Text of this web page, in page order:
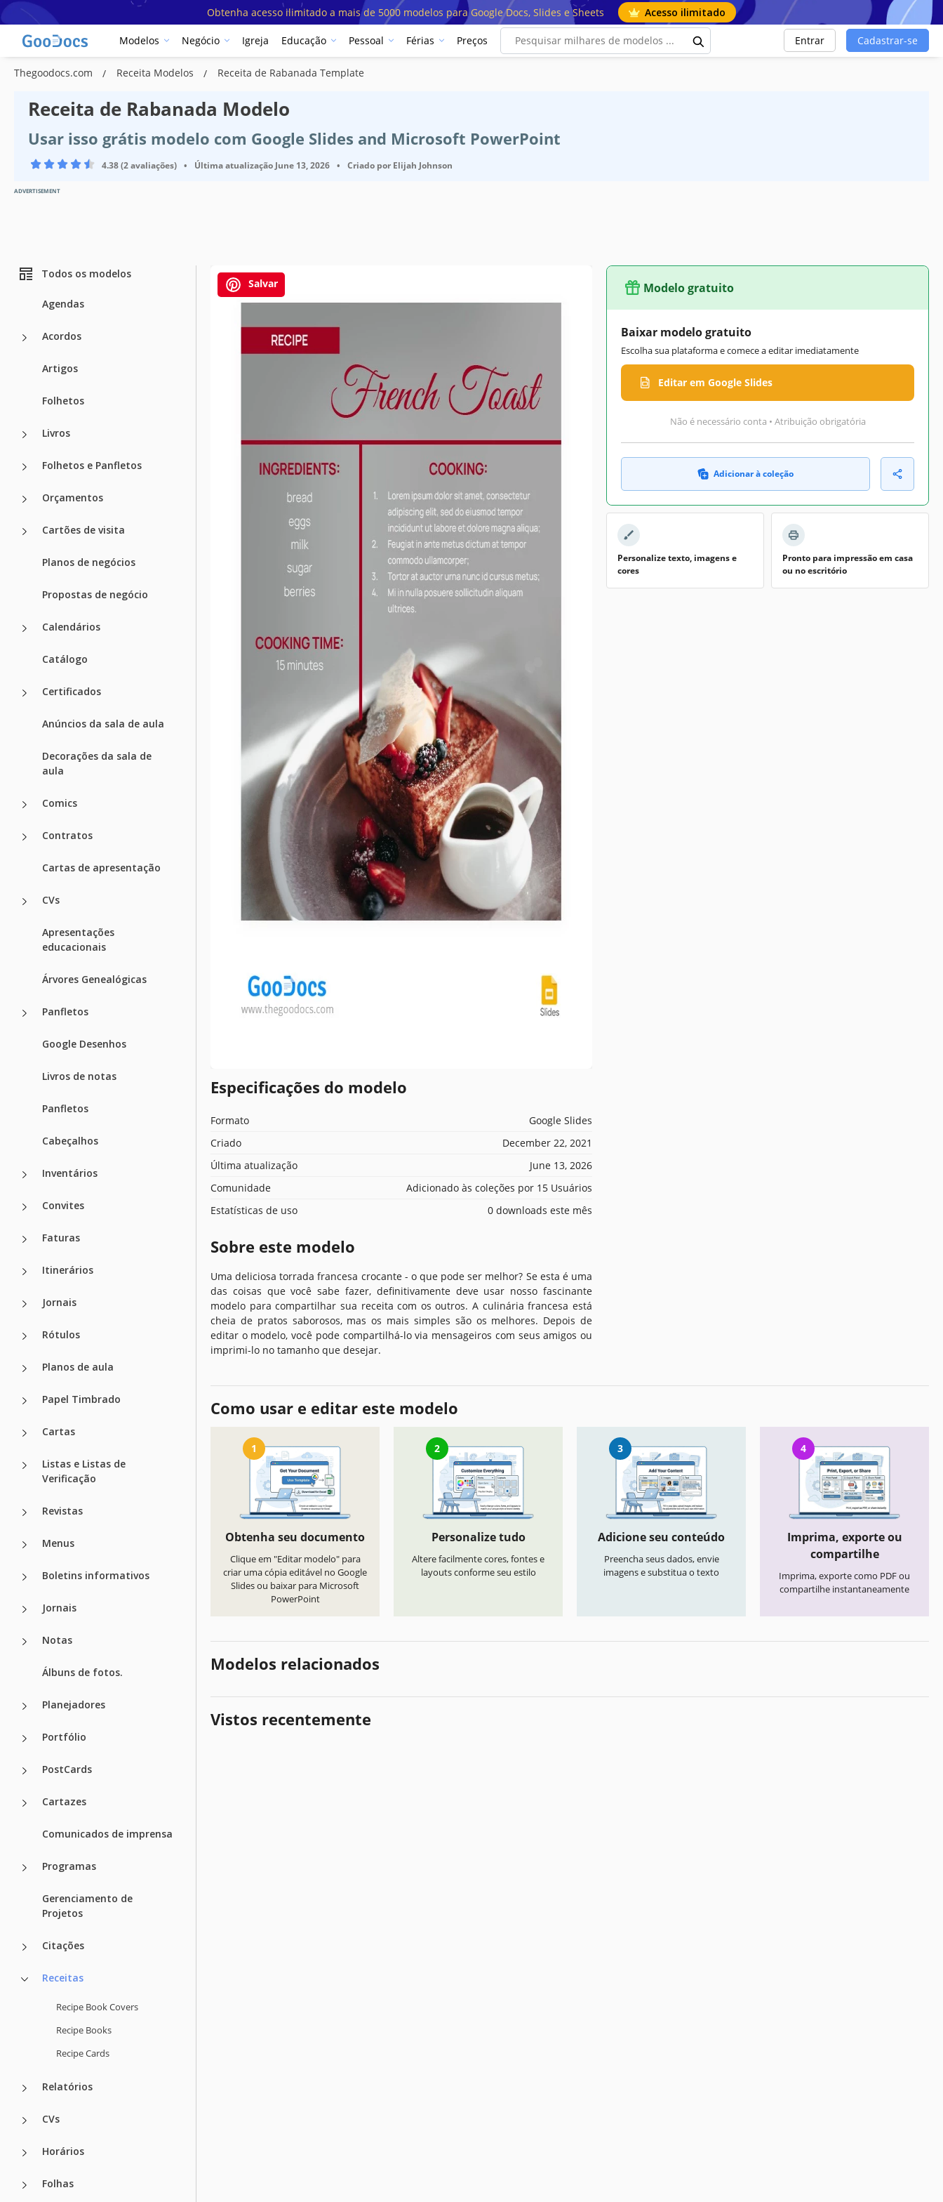
Obtenha acesso ilimitado a mais de 5000 modelos para Google Docs, Slides e Sheets Acesso ilimitado
Modelos Negócio Igreja Educação Pessoal Férias Preços Entrar Cadastrar-se
Thegoodocs.com Receita Modelos Receita de Rabanada Template
Receita de Rabanada Modelo
Usar isso grátis modelo com Google Slides and Microsoft PowerPoint
4.38 (2 avaliações) • Última atualização June 13, 2026 • Criado por Elijah Johnson
ADVERTISEMENT
Todos os modelos
Agendas
Acordos
Artigos
Folhetos
Livros
Folhetos e Panfletos
Orçamentos
Cartões de visita
Planos de negócios
Propostas de negócio
Calendários
Catálogo
Certificados
Anúncios da sala de aula
Decorações da sala de
aula
Comics
Contratos
Cartas de apresentação
CVs
Apresentações
educacionais
Árvores Genealógicas
Panfletos
Google Desenhos
Livros de notas
Panfletos
Cabeçalhos
Inventários
Convites
Faturas
Itinerários
Jornais
Rótulos
Planos de aula
Papel Timbrado
Cartas
Listas e Listas de
Verificação
Revistas
Menus
Boletins informativos
Jornais
Notas
Álbuns de fotos.
Planejadores
Portfólio
PostCards
Cartazes
Comunicados de imprensa
Programas
Gerenciamento de
Projetos
Citações
Receitas
Recipe Book Covers
Recipe Books
Recipe Cards
Relatórios
CVs
Horários
Folhas
Salvar
Especificações do modelo
Formato
Google Slides
Criado
December 22, 2021
Última atualização
June 13, 2026
Comunidade
Adicionado às coleções por 15 Usuários
Estatísticas de uso
0 downloads este mês
Sobre este modelo
Uma deliciosa torrada francesa crocante - o que pode ser melhor? Se esta é uma
das coisas que você sabe fazer, definitivamente deve usar nosso fascinante
modelo para compartilhar sua receita com os outros. A culinária francesa está
cheia de pratos saborosos, mas os mais simples são os melhores. Depois de
editar o modelo, você pode compartilhá-lo via mensageiros com seus amigos ou
imprimi-lo no tamanho que desejar.
Modelo gratuito
Baixar modelo gratuito
Escolha sua plataforma e comece a editar imediatamente
Editar em Google Slides
Não é necessário conta • Atribuição obrigatória
Adicionar à coleção
Personalize texto, imagens e
cores
Pronto para impressão em casa
ou no escritório
Como usar e editar este modelo
1
Obtenha seu documento
Clique em "Editar modelo" para
criar uma cópia editável no Google
Slides ou baixar para Microsoft
PowerPoint
2
Personalize tudo
Altere facilmente cores, fontes e
layouts conforme seu estilo
3
Adicione seu conteúdo
Preencha seus dados, envie
imagens e substitua o texto
4
Imprima, exporte ou
compartilhe
Imprima, exporte como PDF ou
compartilhe instantaneamente
Modelos relacionados
Vistos recentemente